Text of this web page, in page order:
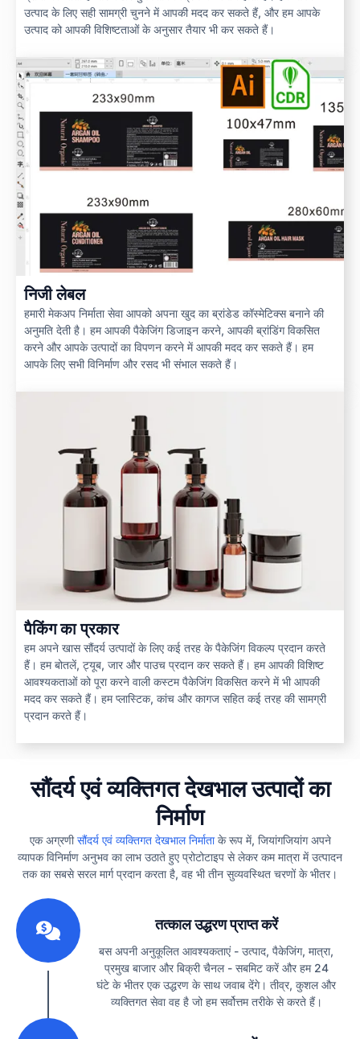
उत्पाद के लिए सही सामग्री चुनने में आपकी मदद कर सकते हैं, और हम आपके
उत्पाद को आपकी विशिष्टताओं के अनुसार तैयार भी कर सकते हैं।
निजी लेबल
हमारी मेकअप निर्माता सेवा आपको अपना खुद का ब्रांडेड कॉस्मेटिक्स बनाने की
अनुमति देती है। हम आपकी पैकेजिंग डिजाइन करने, आपकी ब्रांडिंग विकसित
करने और आपके उत्पादों का विपणन करने में आपकी मदद कर सकते हैं। हम
आपके लिए सभी विनिर्माण और रसद भी संभाल सकते हैं।
पैकिंग का प्रकार
हम अपने खास सौंदर्य उत्पादों के लिए कई तरह के पैकेजिंग विकल्प प्रदान करते
हैं। हम बोतलें, ट्यूब, जार और पाउच प्रदान कर सकते हैं। हम आपकी विशिष्ट
आवश्यकताओं को पूरा करने वाली कस्टम पैकेजिंग विकसित करने में भी आपकी
मदद कर सकते हैं। हम प्लास्टिक, कांच और कागज सहित कई तरह की सामग्री
प्रदान करते हैं।
सौंदर्य एवं व्यक्तिगत देखभाल उत्पादों का
निर्माण
एक अग्रणीसौंदर्य एवं व्यक्तिगत देखभाल निर्माताके रूप में, जियांगजियांग अपने
व्यापक विनिर्माण अनुभव का लाभ उठाते हुए प्रोटोटाइप से लेकर कम मात्रा में उत्पादन
तक का सबसे सरल मार्ग प्रदान करता है, वह भी तीन सुव्यवस्थित चरणों के भीतर।
तत्काल उद्धरण प्राप्त करें
बस अपनी अनुकूलित आवश्यकताएं - उत्पाद, पैकेजिंग, मात्रा,
प्रमुख बाजार और बिक्री चैनल - सबमिट करें और हम 24
घंटे के भीतर एक उद्धरण के साथ जवाब देंगे। तीव्र, कुशल और
व्यक्तिगत सेवा वह है जो हम सर्वोत्तम तरीके से करते हैं।